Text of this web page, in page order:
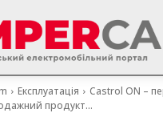
Експлуатація
Castrol ON –
продукт...